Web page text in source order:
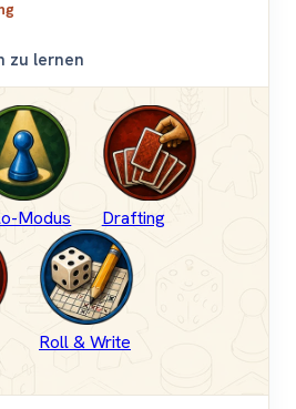
zu lernen
Modus Drafting
Roll & Write